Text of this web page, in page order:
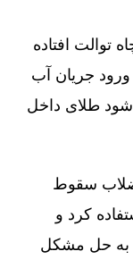
توالت افتاده
ورود جریان آب
طلای داخل
سقوط
کرد و
به حل مشکل